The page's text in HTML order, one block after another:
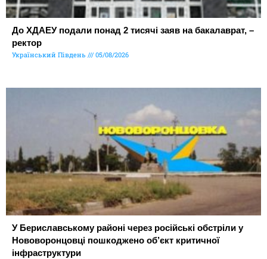
До ХДАЕУ подали понад 2 тисячі заяв на бакалаврат, –
ректор
Український Південь 05/08/2026
У Бериславському районі через російські обстріли у
Нововоронцовці пошкоджено об’єкт критичної
інфраструктури